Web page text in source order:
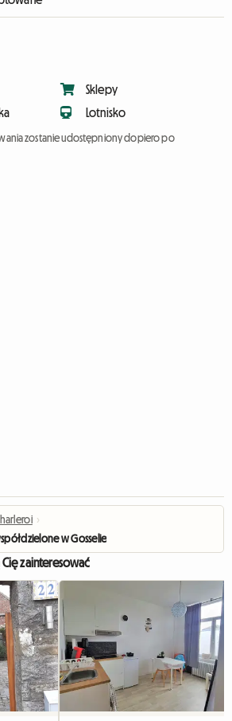
Sklepy
Lotnisko
zostanie udostępniony dopiero po
›
w Gosselies – Pokój 2
zainteresować